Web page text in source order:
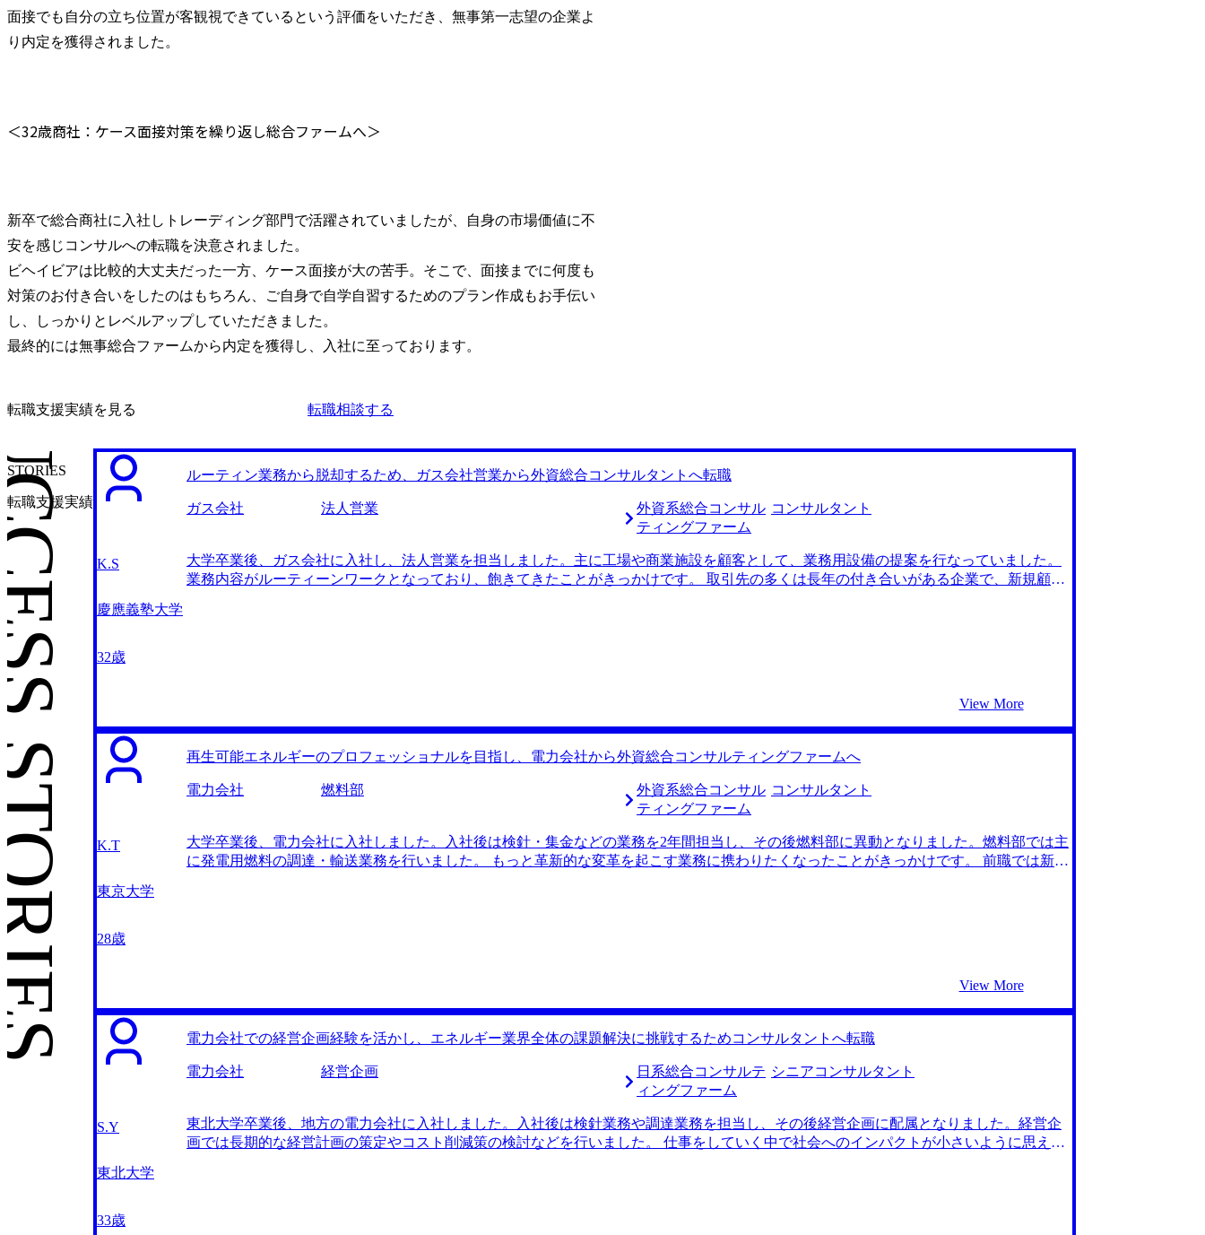
面接でも自分の立ち位置が客観視できているという評価をいただき、無事第一志望の企業よ
り内定を獲得されました。
＜32歳商社：ケース面接対策を繰り返し総合ファームへ＞
新卒で総合商社に入社しトレーディング部門で活躍されていましたが、自身の市場価値に不
安を感じコンサルへの転職を決意されました。
ビヘイビアは比較的大丈夫だった一方、ケース面接が大の苦手。そこで、面接までに何度も
対策のお付き合いをしたのはもちろん、ご自身で自学自習するためのプラン作成もお手伝い
し、しっかりとレベルアップしていただきました。
最終的には無事総合ファームから内定を獲得し、入社に至っております。
転職支援実績を見る 転職相談する
STORIES
転職支援実績
K.S
慶應義塾大学
32歳
ルーティン業務から脱却するため、ガス会社営業から外資総合コンサルタントへ転職
ガス会社 法人営業
外資系総合コンサル
ティングファーム
コンサルタント
大学卒業後、ガス会社に入社し、法人営業を担当しました。主に工場や商業施設を顧客として、業務用設備の提案を行なっていました。
業務内容がルーティーンワークとなっており、飽きてきたことがきっかけです。 取引先の多くは長年の付き合いがある企業で、新規顧客
MyVisionさんが一番業界知識が豊富なエージェントだと感じたことが決め手です。面條さんは調べても出てこないリアルなコンサルティ
ングファーム事情として、採用トレンド、給与の決まり方、カルチャーなどを教えてくださいました。ここまで業界に精通しているエー
ジェントは他になかったため、迷わず決断しました。 面接対策が非常に充実していました。例えば、MyVisionさんには私の第一志望ファ
ーム出身の方がいらっしゃったのですが、その方に模擬面接をして頂きました。本番さながらの緊張感で、手厚いフィードバックも頂く
ことができました。これほど濃密な面接対策をしてくれるエージェントは聞いたことがないので驚きました。 ファームごとの違いをしっ
かりと理解して選考に臨めたことが大きな収穫でした。正直インターネットで調べるだけではBIG4の違いが全くわからなかったのです
す。 年齢を理由に書類で落とされるファームも少なからずあったので、30歳になる前に転職を決意するべきでした。 転職前は800万で、
転職後は900万です。 まずは早くマネージャーに昇進したいと思っています。そのためにも成長意欲を欠かさず仕事に取り組んでいきたい
View More
K.T
東京大学
28歳
再生可能エネルギーのプロフェッショナルを目指し、電力会社から外資総合コンサルティングファームへ
電力会社 燃料部
外資系総合コンサル
ティングファーム
コンサルタント
大学卒業後、電力会社に入社しました。入社後は検針・集金などの業務を2年間担当し、その後燃料部に異動となりました。燃料部では主
に発電用燃料の調達・輸送業務を行いました。 もっと革新的な変革を起こす業務に携わりたくなったことがきっかけです。 前職では新た
一番話がわかりやすかったのが面條さんだったことが理由です。 特に、電力会社出身でコンサルティングファームへの転職を果たした方
の事例を紹介してくれたのは面條さんだけでした。具体的な転職ストーリーを聞いてコンサルティングファームへの転職の解像度がかな
り高まった良い面談だったので、そのまま支援をお願いすることに決めました。 かなり転職活動がしやすくなるサポートを提供いただき
ました。MyVisionさんに相談する前にも自分で求人を探してみたのですが、どのファームが自分に合っているのか、情報を整理するのが
大変でした。その意味で面條さんは各ファーム・求人の違いを整理して教えてくださったので、非常に助かりました。 私がやりたい再生
可能エネルギー導入支援の案件に強みをもつファームに内定を頂けたことです。MyVisionさんに相談しなければそもそもどのファームが
く、充実した転職活動だったと思っています。 転職前は700万円で、転職後は800万円です。 早速希望した再生可能エネルギーの案件に取
り組めそうなので、まずはそこでしっかりと結果を残せるよう全力を尽くします。将来的にはその分野のプロフェッショナルとして各ク
View More
S.Y
東北大学
33歳
電力会社での経営企画経験を活かし、エネルギー業界全体の課題解決に挑戦するためコンサルタントへ転職
電力会社 経営企画
日系総合コンサルテ
ィングファーム
シニアコンサルタント
東北大学卒業後、地方の電力会社に入社しました。入社後は検針業務や調達業務を担当し、その後経営企画に配属となりました。経営企
画では長期的な経営計画の策定やコスト削減策の検討などを行いました。 仕事をしていく中で社会へのインパクトが小さいように思えた